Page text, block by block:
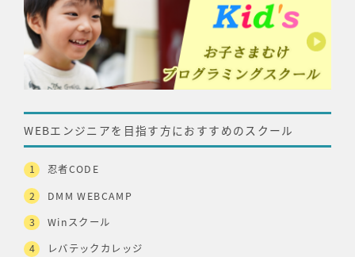
WEBエンジニアを目指す方におすすめのスクール
忍者CODE
DMM WEBCAMP
Winスクール
レバテックカレッジ